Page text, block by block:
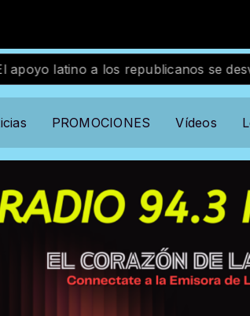
a los republicanos se desvanece
PROMOCIONES Vídeos